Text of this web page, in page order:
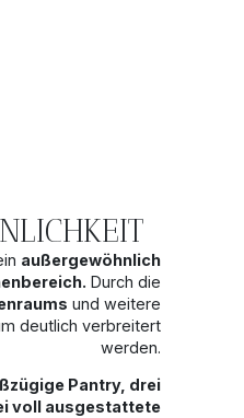
außergewöhnlich
Durch die
und weitere
deutlich verbreitert
werden.
Pantry, drei
voll ausgestattete